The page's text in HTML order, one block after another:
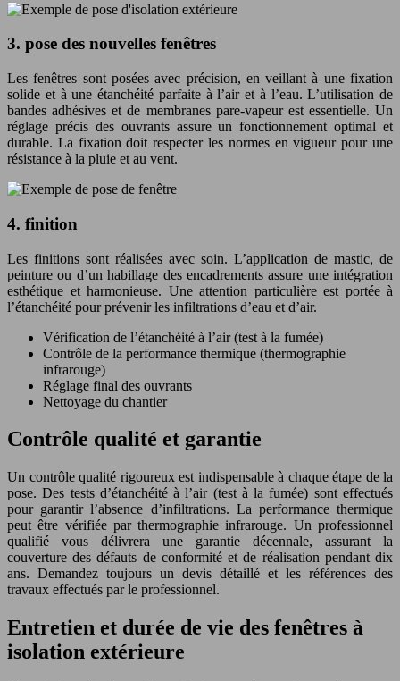
3. pose des nouvelles fenêtres
Les fenêtres sont posées avec précision, en veillant à une fixation
solide et à une étanchéité parfaite à l’air et à l’eau. L’utilisation de
bandes adhésives et de membranes pare-vapeur est essentielle. Un
réglage précis des ouvrants assure un fonctionnement optimal et
durable. La fixation doit respecter les normes en vigueur pour une
résistance à la pluie et au vent.
4. finition
Les finitions sont réalisées avec soin. L’application de mastic, de
peinture ou d’un habillage des encadrements assure une intégration
esthétique et harmonieuse. Une attention particulière est portée à
l’étanchéité pour prévenir les infiltrations d’eau et d’air.
Vérification de l’étanchéité à l’air (test à la fumée)
Contrôle de la performance thermique (thermographie
infrarouge)
Réglage final des ouvrants
Nettoyage du chantier
Contrôle qualité et garantie
Un contrôle qualité rigoureux est indispensable à chaque étape de la
pose. Des tests d’étanchéité à l’air (test à la fumée) sont effectués
pour garantir l’absence d’infiltrations. La performance thermique
peut être vérifiée par thermographie infrarouge. Un professionnel
qualifié vous délivrera une garantie décennale, assurant la
couverture des défauts de conformité et de réalisation pendant dix
ans. Demandez toujours un devis détaillé et les références des
travaux effectués par le professionnel.
Entretien et durée de vie des fenêtres à
isolation extérieure